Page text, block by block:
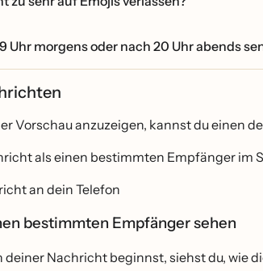
Uhr morgens oder nach 20 Uhr abends
Vorschau anzuzeigen, kannst du einen
als einen bestimmten Empfänger im
an dein Telefon
bestimmten Empfänger sehen
deiner Nachricht beginnst, siehst du, wie